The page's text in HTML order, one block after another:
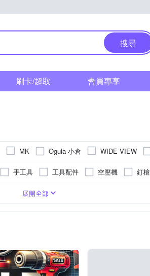
搜尋
刷卡/超取 會員專享
MK Ogula 小倉 WIDE VIEW
手工具 工具配件 空壓機 釘槍
展開全部